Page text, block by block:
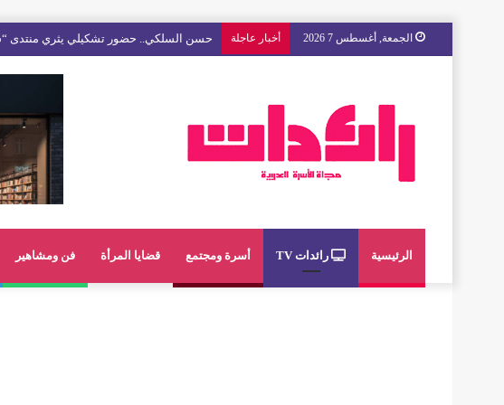
الجمعة, أغسطس 7 2026 أخبار عاجلة حسن السلكي.. حضور تشكيلي يثري منتدى
الرئيسية رائدات TV أسرة ومجتمع قضايا المرأة فن ومشاهير